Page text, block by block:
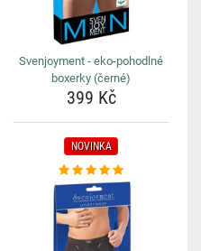
Svenjoyment - eko-pohodlné
boxerky (černé)
399 Kč
NOVINKA